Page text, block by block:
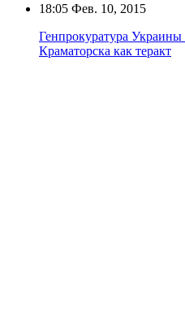
18:05 Фев. 10, 2015
Генпрокуратура
Краматорска как теракт